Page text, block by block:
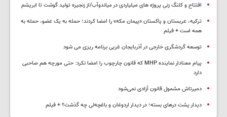
افتتاح و کلنگ زنی پروژه های میلیاردی در میاندوآب/از زنجیره تولید گوشت تا ابریشم
ترکیه، عربستان و پاکستان «پیمان مکه» را امضا کردند؛ حمله به یک عضو، حمله به
همه است + فیلم
توسعه گردشگری خارجی در آذربایجان غربی برنامه ریزی می شود
پیام معنادار نماینده MHP که قانون چارچوب را امضا نکرد: حتی مورچه هم صاحبی
دارد
دمیرتاش مشمول قانون آزادی نمی‌شود
دیدار پشت درهای بسته؛ در دیدار اردوغان و باغچه‌لی چه گذشت؟ + فیلم